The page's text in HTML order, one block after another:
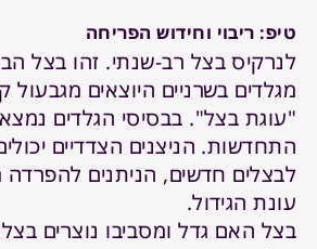
טיפ: ריבוי וחידוש הפריחה
לנרקיס בצל רב-שנתי. זהו בצל
מגלדים בשרניים היוצאים
"עוגת בצל". בבסיסי הגלדים
התחדשות. הניצנים הצדדיים
לבצלים חדשים, הניתנים
עונת הגידול.
בצל האם גדל ומסביבו נוצרים